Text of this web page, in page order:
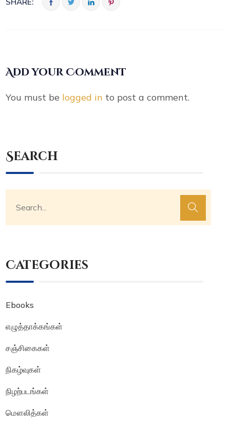
Add your Comment
You must be logged in to post a comment.
Search
Categories
Ebooks
எழுத்தாக்கங்கள்
சஞ்சிகைகள்
நிகழ்வுகள்
நிழற்படங்கள்
மௌலித்கள்